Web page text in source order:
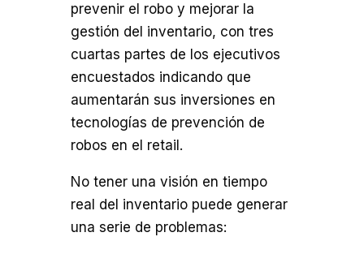
prevenir el robo y mejorar la
gestión del inventario, con tres
cuartas partes de los ejecutivos
encuestados indicando que
aumentarán sus inversiones en
tecnologías de prevención de
robos en el retail.
No tener una visión en tiempo
real del inventario puede generar
una serie de problemas: